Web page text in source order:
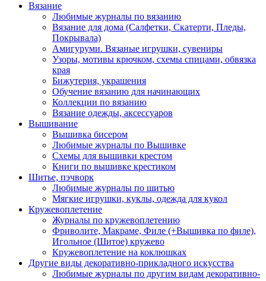
Вязание
Любимые журналы по вязанию
Вязание для дома (Салфетки, Скатерти, Пледы,
Покрывала)
Амигуруми. Вязаные игрушки, сувениры
Узоры, мотивы крючком, схемы спицами, обвязка
края
Бижутерия, украшения
Обучение вязанию для начинающих
Коллекции по вязанию
Вязание одежды, аксессуаров
Вышивание
Вышивка бисером
Любимые журналы по Вышивке
Схемы для вышивки крестом
Книги по вышивке крестиком
Шитье, пэчворк
Любимые журналы по шитью
Мягкие игрушки, куклы, одежда для кукол
Кружевоплетение
Журналы по кружевоплетению
Фриволите, Макраме, Филе (+Вышивка по филе),
Игольное (Шитое) кружево
Кружевоплетение на коклюшках
Другие виды декоративно-прикладного искусства
Любимые журналы по другим видам декоративно-